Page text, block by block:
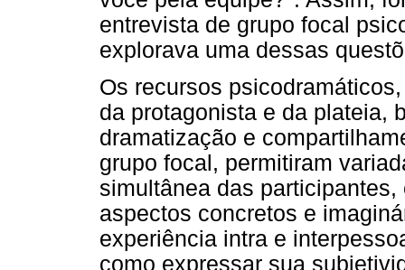
entrevista de grupo focal
explorava uma dessas
Os recursos
da protagonista e da plateia,
dramatização e
grupo focal, permitiram
simultânea das
aspectos concretos e
experiência intra e
como expressar sua